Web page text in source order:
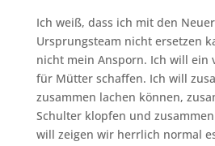
Ich weiß, dass ich mit den
Ursprungsteam nicht ersetzen
nicht mein Ansporn. Ich will ein
für Mütter schaffen. Ich will
zusammen lachen können,
Schulter klopfen und
will zeigen wir herrlich normal